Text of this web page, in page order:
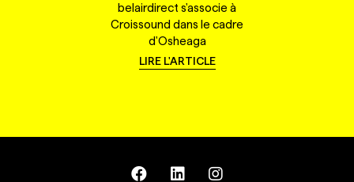
belairdirect s'associe à
Croissound dans le cadre
d'Osheaga
LIRE L'ARTICLE